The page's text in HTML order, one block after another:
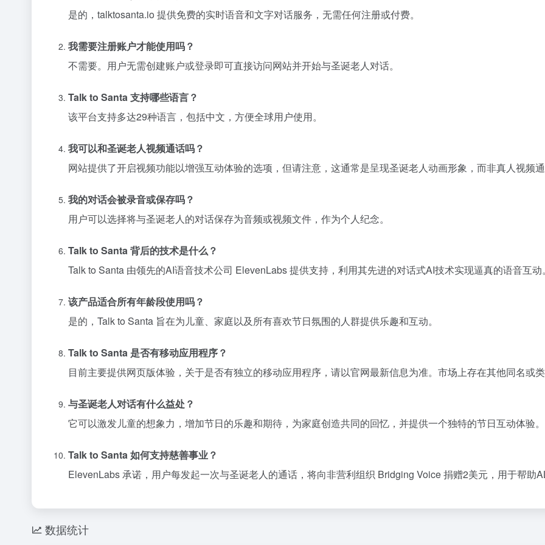
是的，talktosanta.io 提供免费的实时语音和文字对话服务，无需任何注册或付费。
我需要注册账户才能使用吗？
不需要。用户无需创建账户或登录即可直接访问网站并开始与圣诞老人对话。
Talk to Santa 支持哪些语言？
该平台支持多达29种语言，包括中文，方便全球用户使用。
我可以和圣诞老人视频通话吗？
网站提供了开启视频功能以增强互动体验的选项，但请注意，这通常是呈现圣诞老人动画形象，而非真人视频
我的对话会被录音或保存吗？
用户可以选择将与圣诞老人的对话保存为音频或视频文件，作为个人纪念。
Talk to Santa 背后的技术是什么？
Talk to Santa 由领先的AI语音技术公司 ElevenLabs 提供支持，利用其先进的对话式AI技术实现逼真的语音互动
该产品适合所有年龄段使用吗？
是的，Talk to Santa 旨在为儿童、家庭以及所有喜欢节日氛围的人群提供乐趣和互动。
Talk to Santa 是否有移动应用程序？
目前主要提供网页版体验，关于是否有独立的移动应用程序，请以官网最新信息为准。市场上存在其他同名或
与圣诞老人对话有什么益处？
它可以激发儿童的想象力，增加节日的乐趣和期待，为家庭创造共同的回忆，并提供一个独特的节日互动体验。
Talk to Santa 如何支持慈善事业？
ElevenLabs 承诺，用户每发起一次与圣诞老人的通话，将向非营利组织 Bridging Voice 捐赠2美元，用于帮助
数据统计